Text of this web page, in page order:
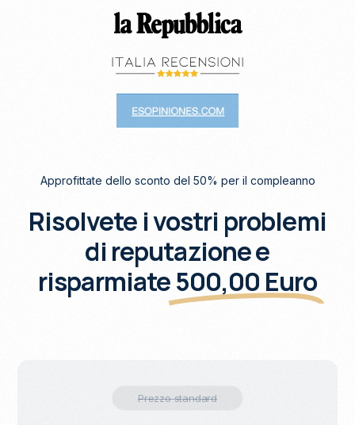
Approfittate dello sconto del 50% per il compleanno
Risolvete i vostri problemi
di reputazione e
risparmiate500,00 Euro
Prezzo standard